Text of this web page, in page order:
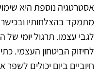
אסטרטגיה נוספת היא
מתמקד בהצלחותיו
לגבי עצמו. תרגול יומי של
לחיזוק הביטחון העצמי.
חיוביים ביום יכולים